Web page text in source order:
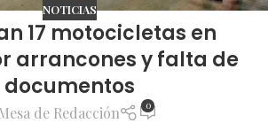
NOTICIAS
17 motocicletas en
arrancones y falta de
documentos
de Redacción 0